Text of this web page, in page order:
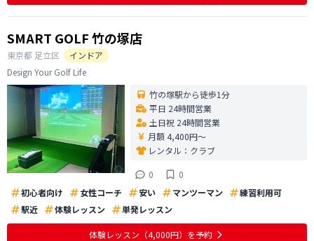
SMART GOLF 竹の塚店
東京都 足立区
インドア
Design Your Golf Life
竹の塚駅から徒歩1分
平日 24時間営業
土日祝 24時間営業
月額 4,400円〜
レンタル： クラブ
0
0
初心者向け
女性コーチ 安い マンツーマン
練習利用可
駅近
体験レッスン 単発レッスン
体験レッスン （4,000円） を予約